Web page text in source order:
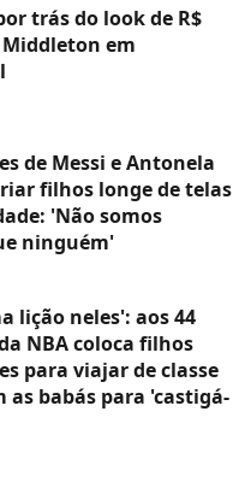
trás do look de R$
em
de Messi e Antonela
filhos longe de telas
'Não somos
ninguém'
lição neles': aos 44
NBA coloca filhos
para viajar de classe
as babás para 'castigá-